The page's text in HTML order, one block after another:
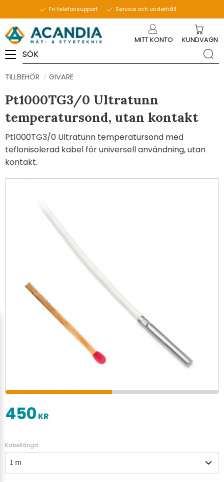
Fri telefonsupport Service och underhåll
MITT KONTO KUNDVAGN
TILLBEHÖR GIVARE
Pt1000TG3/0 Ultratunn
temperatursond, utan kontakt
Pt1000TG3/0 Ultratunn temperatursond med
teflonisolerad kabel för universell användning, utan
kontakt.
450 KR
Kabellängd